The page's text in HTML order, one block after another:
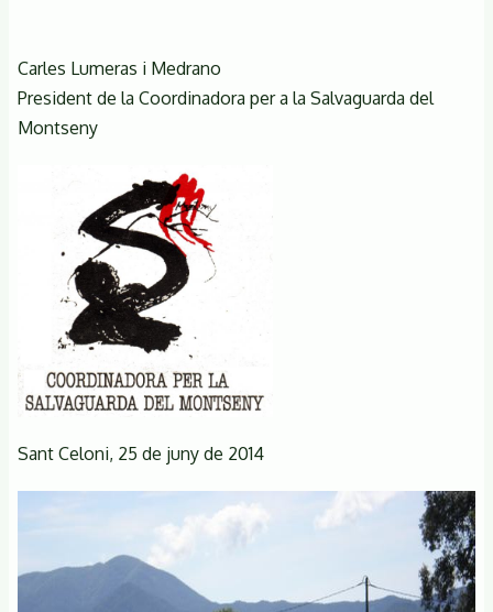
Carles Lumeras i Medrano
President de la Coordinadora per a la Salvaguarda del
Montseny
Sant Celoni, 25 de juny de 2014